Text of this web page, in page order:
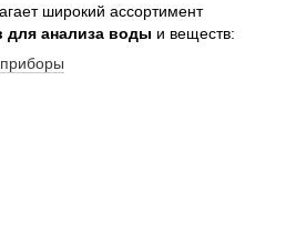
широкий ассортимент
для анализа воды и веществ: